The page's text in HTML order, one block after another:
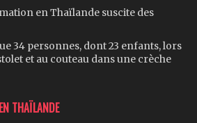
en Thaïlande suscite des
34 personnes, dont 23 enfants, lors
et au couteau dans une crèche
THAÏLANDE